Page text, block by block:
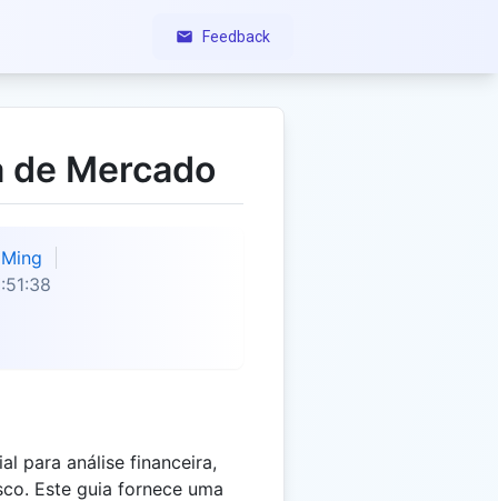
Feedback
de Mercado
Ming
para análise financeira,
Este guia fornece uma